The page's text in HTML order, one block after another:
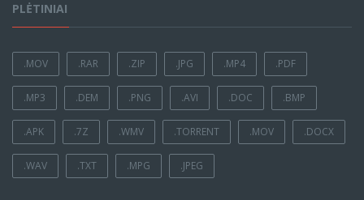
PLĖTINIAI
.MOV .RAR .ZIP .JPG .MP4 .PDF
.MP3 .DEM .PNG .AVI .DOC .BMP
.APK .7Z .WMV .TORRENT .MOV .DOCX
.WAV .TXT .MPG .JPEG